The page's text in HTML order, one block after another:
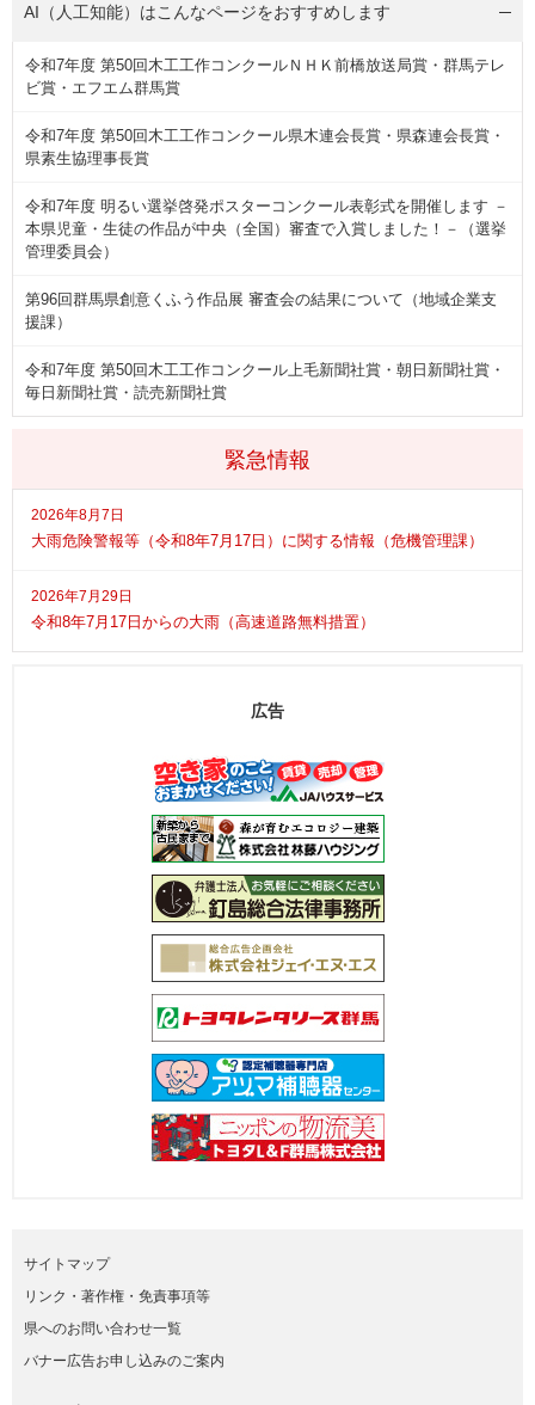
緊急情報
2026年8月7日
大雨危険警報等（令和8年7月17日）に関する情報（危機管理課）
2026年7月29日
令和8年7月17日からの大雨（高速道路無料措置）
AI（人工知能）はこんなページをおすすめします
令和7年度 第50回木工工作コンクールＮＨＫ前橋放送局賞・群馬テレ
ビ賞・エフエム群馬賞
令和7年度 第50回木工工作コンクール県木連会長賞・県森連会長賞・
県素生協理事長賞
令和7年度 明るい選挙啓発ポスターコンクール表彰式を開催します －
本県児童・生徒の作品が中央（全国）審査で入賞しました！－（選挙
管理委員会）
第96回群馬県創意くふう作品展 審査会の結果について（地域企業支
援課）
令和7年度 第50回木工工作コンクール上毛新聞社賞・朝日新聞社賞・
毎日新聞社賞・読売新聞社賞
広告
サイトマップ
リンク・著作権・免責事項等
県へのお問い合わせ一覧
バナー広告お申し込みのご案内